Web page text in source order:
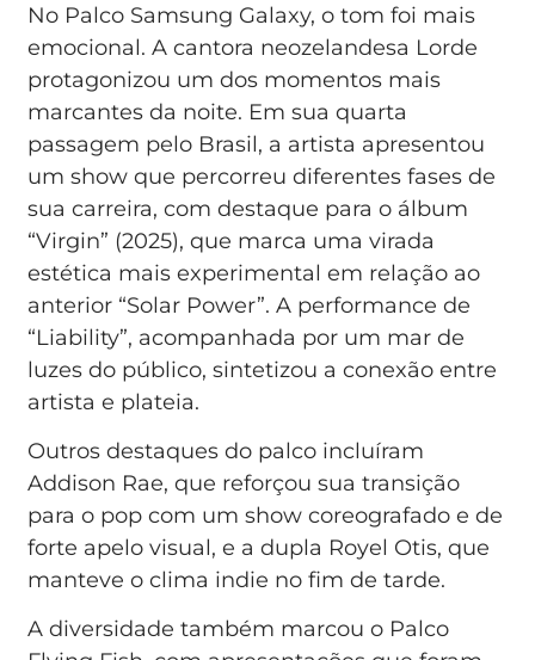
No Palco Samsung Galaxy, o tom foi mais
emocional. A cantora neozelandesa Lorde
protagonizou um dos momentos mais
marcantes da noite. Em sua quarta
passagem pelo Brasil, a artista apresentou
um show que percorreu diferentes fases de
sua carreira, com destaque para o álbum
“Virgin” (2025), que marca uma virada
estética mais experimental em relação ao
anterior “Solar Power”. A performance de
“Liability”, acompanhada por um mar de
luzes do público, sintetizou a conexão entre
artista e plateia.
Outros destaques do palco incluíram
Addison Rae, que reforçou sua transição
para o pop com um show coreografado e de
forte apelo visual, e a dupla Royel Otis, que
manteve o clima indie no fim de tarde.
A diversidade também marcou o Palco